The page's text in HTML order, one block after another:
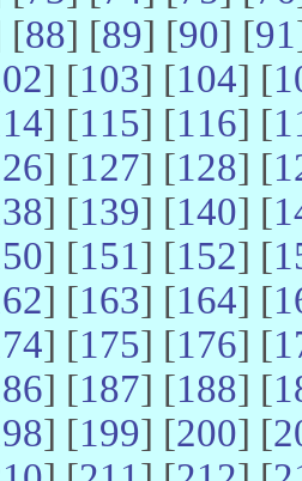
[88] [89] [90] [91
] [103] [104] [
] [115] [116] [
] [127] [128] [
] [139] [140] [
] [151] [152] [
] [163] [164] [
] [175] [176] [
] [187] [188] [
] [199] [200] [